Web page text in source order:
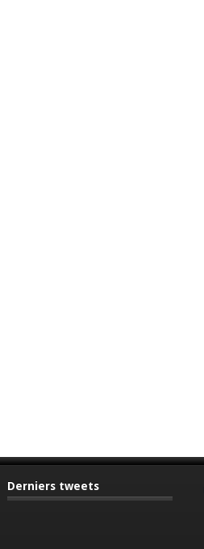
Derniers tweets